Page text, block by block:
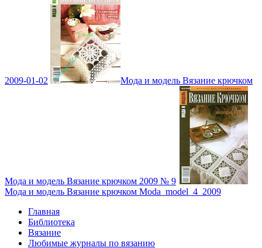
2009-01-02 Мода и модель Вязание крючком
Мода и модель Вязание крючком 2009 № 9
Мода и модель Вязание крючком Moda_model_4_2009
Главная
Библиотека
Вязание
Любимые журналы по вязанию